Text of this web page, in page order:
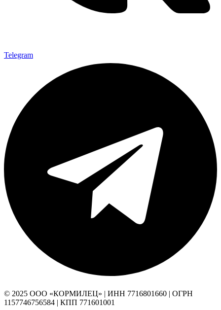
Telegram
© 2025 ООО «КОРМИЛЕЦ» | ИНН 7716801660 | ОГРН
1157746756584 | КПП 771601001